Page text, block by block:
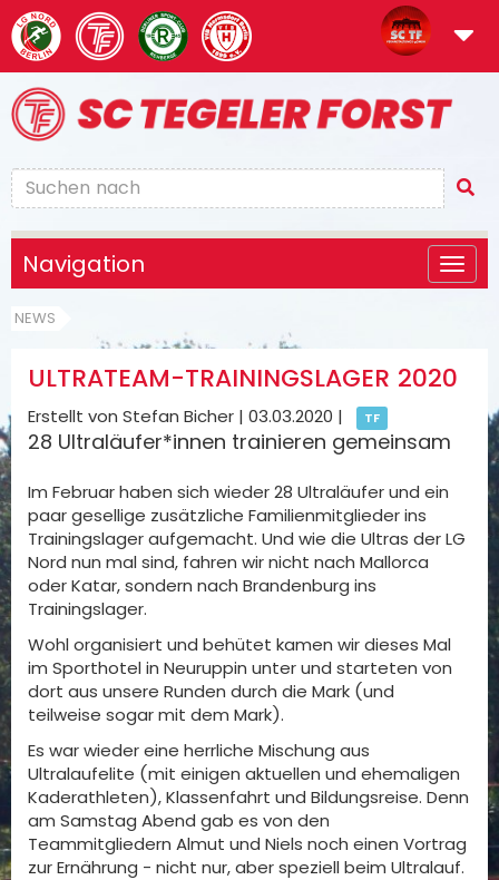
Navigation
NEWS
ULTRATEAM-TRAININGSLAGER 2020
Erstellt von Stefan Bicher | 03.03.2020 | TF
28 Ultraläufer*innen trainieren gemeinsam
Im Februar haben sich wieder 28 Ultraläufer und ein
paar gesellige zusätzliche Familienmitglieder ins
Trainingslager aufgemacht. Und wie die Ultras der LG
Nord nun mal sind, fahren wir nicht nach Mallorca
oder Katar, sondern nach Brandenburg ins
Trainingslager.
Wohl organisiert und behütet kamen wir dieses Mal
im Sporthotel in Neuruppin unter und starteten von
dort aus unsere Runden durch die Mark (und
teilweise sogar mit dem Mark).
Es war wieder eine herrliche Mischung aus
Ultralaufelite (mit einigen aktuellen und ehemaligen
Kaderathleten), Klassenfahrt und Bildungsreise. Denn
am Samstag Abend gab es von den
Teammitgliedern Almut und Niels noch einen Vortrag
zur Ernährung - nicht nur, aber speziell beim Ultralauf.